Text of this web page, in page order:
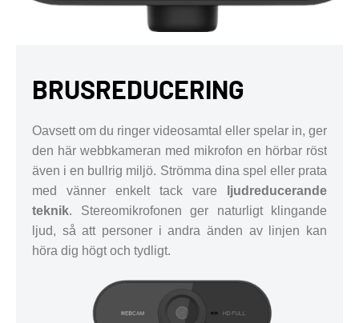
BRUSREDUCERING
Oavsett om du ringer videosamtal eller spelar in, ger
den här webbkameran med mikrofon en hörbar röst
även i en bullrig miljö. Strömma dina spel eller prata
med vänner enkelt tack vare
ljudreducerande
teknik. Stereomikrofonen ger naturligt klingande
ljud, så att personer i andra änden av linjen kan
höra dig högt och tydligt.